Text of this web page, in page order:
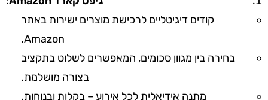
קודים דיגיטליים לרכישת מוצרים ישירות באתר
Amazon.
בחירה בין מגוון סכומים, המאפשרים לשלוט בתקציב
בצורה מושלמת.
מתנה אידיאלית לכל אירוע – בקלות ובנוחות.